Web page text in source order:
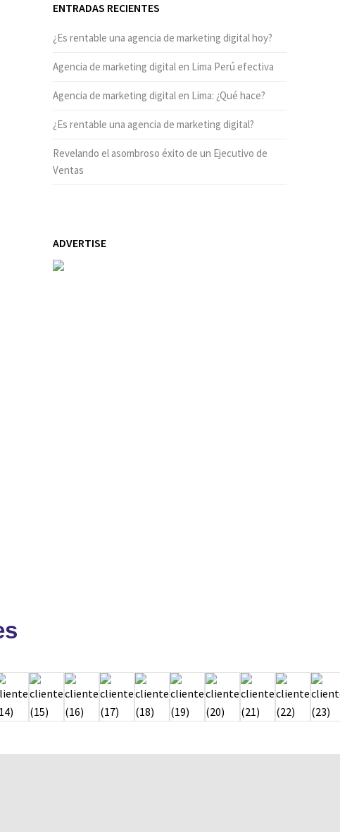
ENTRADAS RECIENTES
¿Es rentable una agencia de marketing digital hoy?
Agencia de marketing digital en Lima Perú efectiva
Agencia de marketing digital en Lima: ¿Qué hace?
¿Es rentable una agencia de marketing digital?
Revelando el asombroso éxito de un Ejecutivo de
Ventas
ADVERTISE